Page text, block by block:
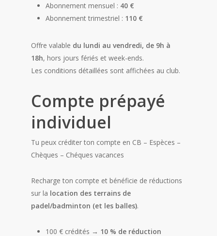
Abonnement mensuel : 40 €
Abonnement trimestriel : 110 €
Offre valable du lundi au vendredi, de 9h à
18h, hors jours fériés et week-ends.
Les conditions détaillées sont affichées au club.
Compte prépayé
individuel
Tu peux créditer ton compte en CB – Espèces –
Chèques – Chéques vacances
Recharge ton compte et bénéficie de réductions
sur la location des terrains de
padel/badminton (et les balles).
100 € crédités → 10 % de réduction